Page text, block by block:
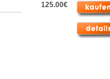
125.00€